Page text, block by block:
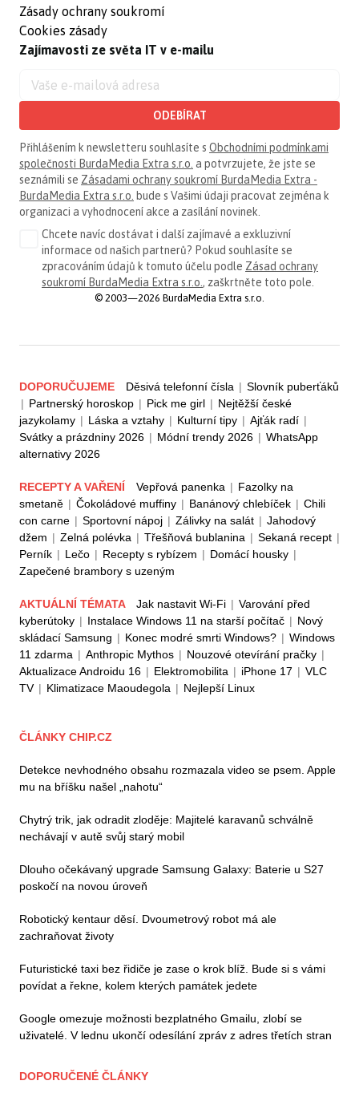
Zásady ochrany soukromí
Cookies zásady
Zajímavosti ze světa IT v e-mailu
ODEBÍRAT
Přihlášením k newsletteru souhlasíte s Obchodními podmínkami
společnosti BurdaMedia Extra s.r.o. a potvrzujete, že jste se
seznámili se Zásadami ochrany soukromí BurdaMedia Extra -
BurdaMedia Extra s.r.o. bude s Vašimi údaji pracovat zejména k
organizaci a vyhodnocení akce a zasílání novinek.
Chcete navíc dostávat i další zajímavé a exkluzivní
informace od našich partnerů? Pokud souhlasíte se
zpracováním údajů k tomuto účelu podle Zásad ochrany
soukromí BurdaMedia Extra s.r.o. , zaškrtněte toto pole.
© 2003—2026 BurdaMedia Extra s.r.o.
DOPORUČUJEME Děsivá telefonní čísla | Slovník puberťáků
| Partnerský horoskop | Pick me girl | Nejtěžší české
jazykolamy | Láska a vztahy | Kulturní tipy | Ajťák radí |
Svátky a prázdniny 2026 | Módní trendy 2026 | WhatsApp
alternativy 2026
RECEPTY A VAŘENÍ Vepřová panenka | Fazolky na
smetaně | Čokoládové muffiny | Banánový chlebíček | Chili
con carne | Sportovní nápoj | Zálivky na salát | Jahodový
džem | Zelná polévka | Třešňová bublanina | Sekaná recept |
Perník | Lečo | Recepty s rybízem | Domácí housky |
Zapečené brambory s uzeným
AKTUÁLNÍ TÉMATA Jak nastavit Wi-Fi | Varování před
kyberútoky | Instalace Windows 11 na starší počítač | Nový
skládací Samsung | Konec modré smrti Windows? | Windows
11 zdarma | Anthropic Mythos | Nouzové otevírání pračky |
Aktualizace Androidu 16 | Elektromobilita | iPhone 17 | VLC
TV | Klimatizace Maoudegola | Nejlepší Linux
ČLÁNKY CHIP.CZ
Detekce nevhodného obsahu rozmazala video se psem. Apple
mu na bříšku našel „nahotu“
Chytrý trik, jak odradit zloděje: Majitelé karavanů schválně
nechávají v autě svůj starý mobil
Dlouho očekávaný upgrade Samsung Galaxy: Baterie u S27
poskočí na novou úroveň
Robotický kentaur děsí. Dvoumetrový robot má ale
zachraňovat životy
Futuristické taxi bez řidiče je zase o krok blíž. Bude si s vámi
povídat a řekne, kolem kterých památek jedete
Google omezuje možnosti bezplatného Gmailu, zlobí se
uživatelé. V lednu ukončí odesílání zpráv z adres třetích stran
DOPORUČENÉ ČLÁNKY